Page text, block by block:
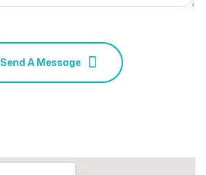
Send A Message